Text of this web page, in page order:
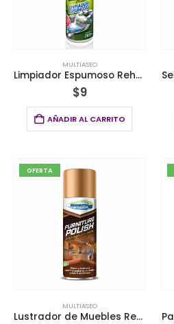
MULTIASEO
Limpiador Espumoso Rehoboth® 200ml
$9
AÑADIR AL CARRITO
OFERTA
MULTIASEO
Lustrador de Muebles Rehoboth® 443ml